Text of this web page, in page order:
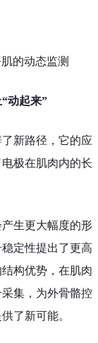
的动态监测
动起来”
新路径，它的应
极在肌肉内的长
生更大幅度的形
定性提出了更高
构优势，在肌肉
集，为外骨骼控
了新可能。